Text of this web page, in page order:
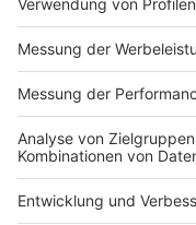
Impressum
Nutzungsbedingungen
Jobs
Presse